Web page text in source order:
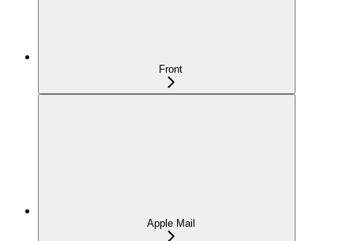
Front
Apple Mail